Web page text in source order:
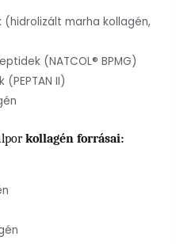
marha kollagén,
(NATCOL® BPMG)
II)
kollagén forrásai: